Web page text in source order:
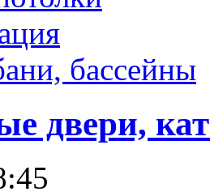
бассейны
двери,